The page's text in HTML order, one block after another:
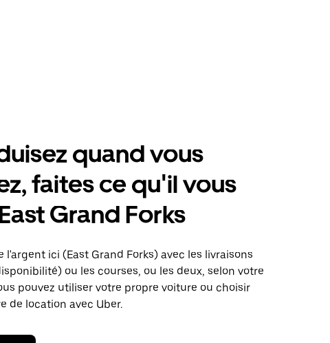
quand vous
faites ce qu'il vous
Grand Forks
l'argent ici (East Grand Forks) avec les livraisons
ou les courses, ou les deux, selon votre
pouvez utiliser votre propre voiture ou choisir
de location avec Uber.